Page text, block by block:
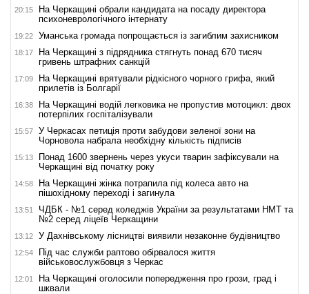
20:15
На Черкащині обрали кандидата на посаду директора
психоневрологічного інтернату
19:22 Уманська громада попрощається із загиблим захисником
18:17
На Черкащині з підрядника стягнуть понад 670 тисяч
гривень штрафних санкцій
17:09
На Черкащині врятували рідкісного чорного грифа, який
прилетів із Болгарії
16:38
На Черкащині водій легковика не пропустив мотоцикл: двох
потерпілих госпіталізували
15:57
У Черкасах петиція проти забудови зеленої зони на
Чорновола набрала необхідну кількість підписів
15:13
Понад 1600 звернень через укуси тварин зафіксували на
Черкащині від початку року
14:58
На Черкащині жінка потрапила під колеса авто на
пішохідному переході і загинула
13:51
ЧДБК - №1 серед коледжів України за результатами НМТ та
№2 серед ліцеїв Черкащини
13:12 У Дахнівському лісництві виявили незаконне будівництво
12:54
Під час служби раптово обірвалося життя
військовослужбовця з Черкас
12:01
На Черкащині оголосили попередження про грози, град і
шквали